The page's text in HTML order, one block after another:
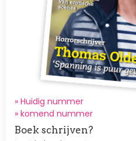
» Huidig nummer
» komend nummer
Boek schrijven?